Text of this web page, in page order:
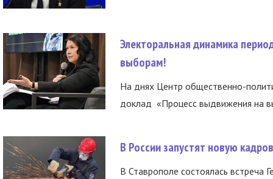
Электоральная динамика
выборам!
На днях Центр общественно-
доклад «Процесс выдвижения на
В России запустят новую
В Ставрополе состоялась встреча